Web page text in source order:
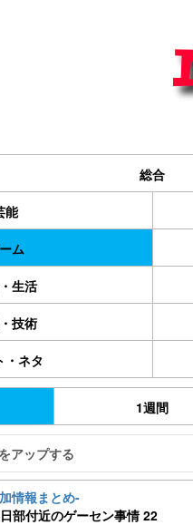
総合
能
ム
生活
技術
・ネタ
1週間
アップする
情報まとめ-
部付近のゲーセン事情 22